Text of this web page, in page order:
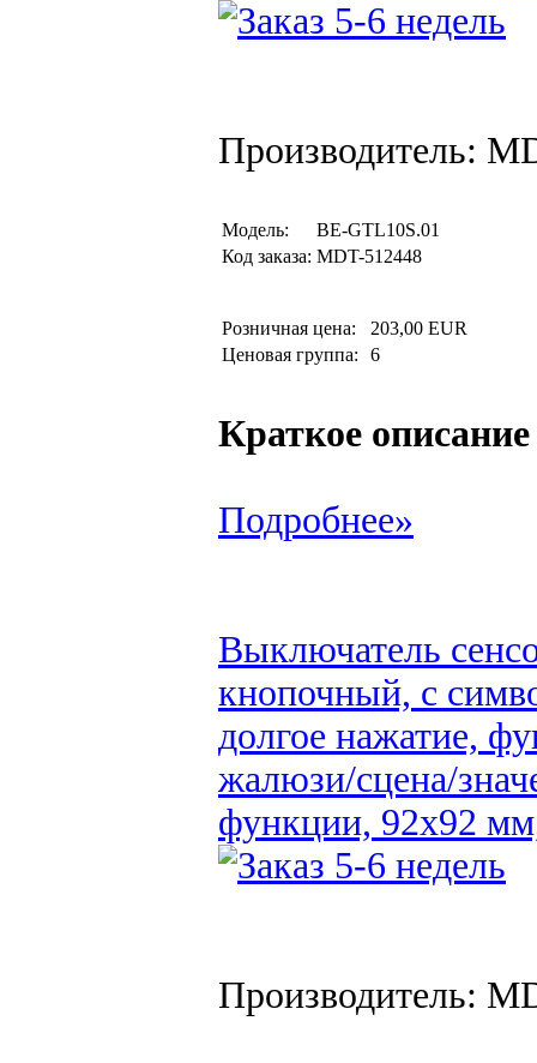
Производитель:
Модель:
BE-GTL10S.01
Код заказа: MDT-512448
Розничная цена:
203,00 EUR
Ценовая группа:
6
Краткое описание
Подробнее»
Выключатель
кнопочный, с
долгое нажатие,
жалюзи/сцена/
функции, 92x92
Производитель: